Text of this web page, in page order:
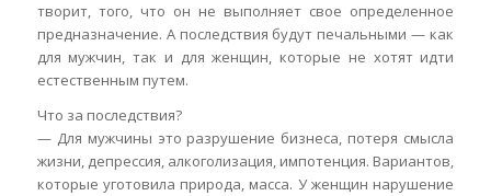
творит, того, что он не выполняет свое определенное
предназначение. А последствия будут печальными — как
для мужчин, так и для женщин, которые не хотят идти
естественным путем.
Что за последствия?
— Для мужчины это разрушение бизнеса, потеря смысла
жизни, депрессия, алкоголизация, импотенция. Вариантов,
которые уготовила природа, масса. У женщин нарушение